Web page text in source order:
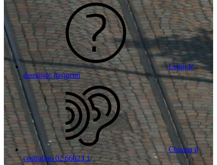
Leggi le
domande frequenti
Chiama il
centralino 02 66023 1